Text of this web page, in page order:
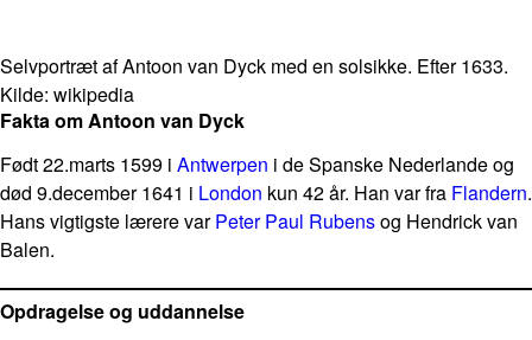
Selvportræt af Antoon van Dyck med en solsikke. Efter 1633.
Kilde: wikipedia
Fakta om Antoon van Dyck
Født 22.marts 1599 i Antwerpen i de Spanske Nederlande og
død 9.december 1641 i London kun 42 år. Han var fra Flandern.
Hans vigtigste lærere varPeter Paul Rubensog Hendrick van
Balen.
Opdragelse og uddannelse